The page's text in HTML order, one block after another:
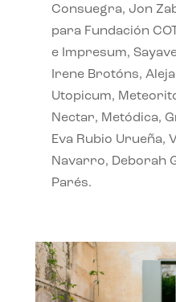
Consuegra, Jon
para Fundación
e Impresum,
Irene Brotóns,
Utopicum,
Nectar, Metódica,
Eva Rubio Urueña,
Navarro, Deborah
Parés.